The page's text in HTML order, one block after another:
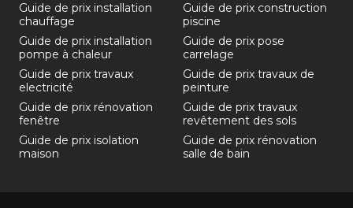
Guide de prix installation
chauffage
Guide de prix installation
pompe à chaleur
Guide de prix travaux
electricité
Guide de prix rénovation
fenêtre
Guide de prix isolation
maison
Guide de prix construction
piscine
Guide de prix pose
carrelage
Guide de prix travaux de
peinture
Guide de prix travaux
revêtement des sols
Guide de prix rénovation
salle de bain